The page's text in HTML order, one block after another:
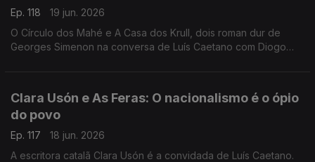
Ep. 118
19 jun. 2026
O Círculo dos Mahé e A Casa dos Krull, dois roman dur de
Georges Simenon na conversa de Luís Caetano com Diogo
Clara Usón e As Feras: O nacionalismo é o ópio
do povo
Ep. 117
18 jun. 2026
A escritora catalã Clara Usón é a convidada de Luís Caetano.